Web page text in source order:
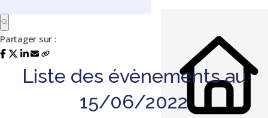
Partager sur :
Liste des évènements au
15/06/2022